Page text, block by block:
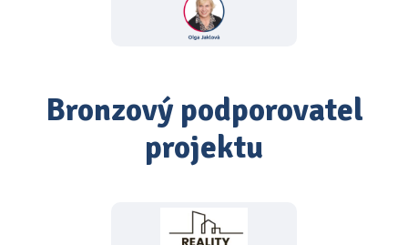
Bronzový podporovatel
projektu